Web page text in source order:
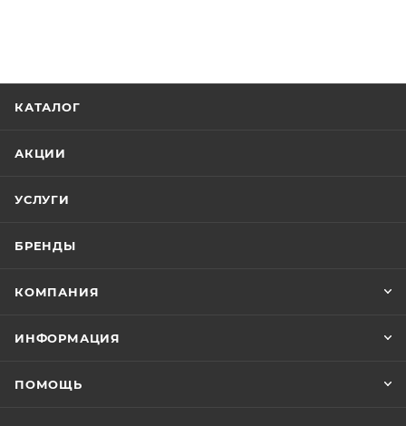
КАТАЛОГ
АКЦИИ
УСЛУГИ
БРЕНДЫ
КОМПАНИЯ
ИНФОРМАЦИЯ
ПОМОЩЬ